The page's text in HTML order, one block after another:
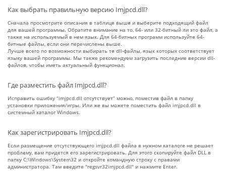
Как выбрать правильную версию Imjpcd.dll?
Сначала просмотрите описания в таблице выше и выберите подходящий файл
для вашей программы. Обратите внимание на то, 64- или 32-битный ли это файл, а
также на используемый в нем язык. Для 64-битных программ используйте 64-
битные файлы, если они перечислены выше.
Лучше всего по возможности выбирать те dll-файлы, язык которых соответствует
языку вашей программы. Мы также рекомендуем загрузить последние версии dll-
файлов, чтобы иметь актуальный функционал.
Где разместить файл Imjpcd.dll?
Исправить ошибку “imjpcd.dll отсутствует” можно, поместив файл в папку
установки приложения/игры. Или же вы можете поместить файл imjpcd.dll в
системный каталог Windows.
Как зарегистрировать Imjpcd.dll?
Если размещение отсутствующего imjpcd.dll файла в нужном каталоге не решает
проблему, вам придется его зарегистрировать. Для этого скопируйте файл DLL в
папку C:\Windows\System32 и откройте командную строку с правами
администратора. Там введите "regsvr32imjpcd.dll" и нажмите Enter.